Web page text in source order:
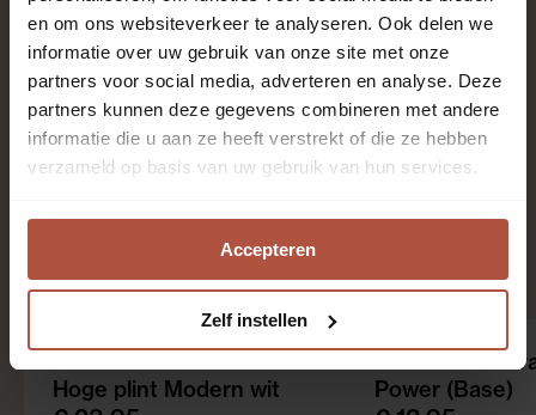
en om ons websiteverkeer te analyseren. Ook delen we
informatie over uw gebruik van onze site met onze
partners voor social media, adverteren en analyse. Deze
partners kunnen deze gegevens combineren met andere
informatie die u aan ze heeft verstrekt of die ze hebben
verzameld op basis van uw gebruik van hun services.
Accepteren
Zelf instellen
Kantoren en winkels, Keuken, Slaapkamer,
Thuiskantoor, Woonkamer
8
Aanbevolen producten
Hoge plint Modern wit
Ondervloer
Power (Base)